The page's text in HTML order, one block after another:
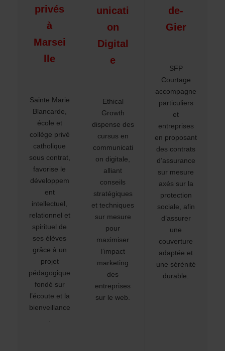
privés
à
Marsei
lle
Sainte Marie
Blancarde,
école et
collège privé
catholique
sous contrat,
favorise le
développem
ent
intellectuel,
relationnel et
spirituel de
ses élèves
grâce à un
projet
pédagogique
fondé sur
l’écoute et la
bienveillance
unicati
on
Digital
e
Ethical
Growth
dispense des
cursus en
communicati
on digitale,
alliant
conseils
stratégiques
et techniques
sur mesure
pour
maximiser
l’impact
marketing
des
entreprises
sur le web.
de-
Gier
SFP
Courtage
accompagne
particuliers
et
entreprises
en proposant
des contrats
d’assurance
sur mesure
axés sur la
protection
sociale, afin
d’assurer
une
couverture
adaptée et
une sérénité
durable.